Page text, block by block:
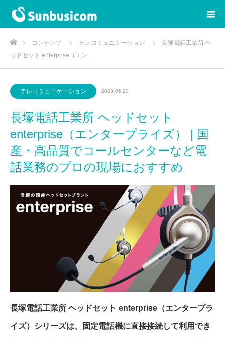
コンテンツ テレコミュニケーション
長塚電話工業所 ヘ
ッドセット enterprise（エン…
テレコミュニケーション 2023.06.20
長塚電話工業所 ヘッドセット
enterprise（エンタープライズ） | 国
産・高品質でコールセンターなど電
話業務のプロの現場におすすめ
長塚電話工業所 ヘッドセット enterprise（エンタープラ
イズ）シリーズは、固定電話機に直接接続して利用でき